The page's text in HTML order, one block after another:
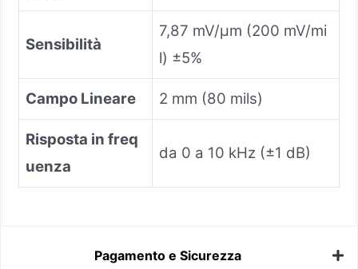
Sensibilità
7,87 mV/μm (200 mV/mi
l) ±5%
Campo Lineare 2 mm (80 mils)
Risposta in freq
uenza
da 0 a 10 kHz (±1 dB)
Pagamento e Sicurezza